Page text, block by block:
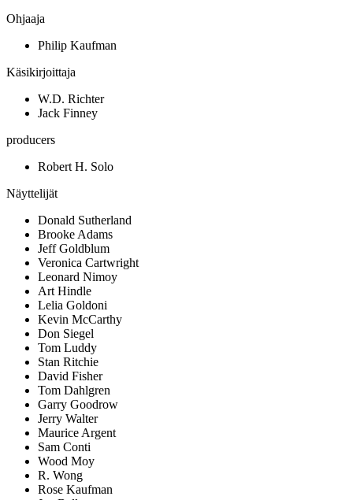
Ohjaaja
Philip Kaufman
Käsikirjoittaja
W.D. Richter
Jack Finney
producers
Robert H. Solo
Näyttelijät
Donald Sutherland
Brooke Adams
Jeff Goldblum
Veronica Cartwright
Leonard Nimoy
Art Hindle
Lelia Goldoni
Kevin McCarthy
Don Siegel
Tom Luddy
Stan Ritchie
David Fisher
Tom Dahlgren
Garry Goodrow
Jerry Walter
Maurice Argent
Sam Conti
Wood Moy
R. Wong
Rose Kaufman